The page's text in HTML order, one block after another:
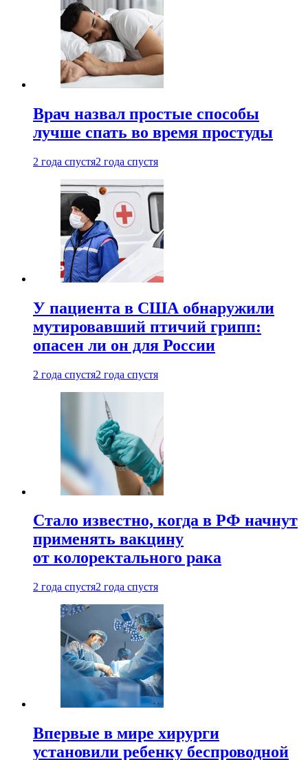
Врач назвал простые способы
лучше спать во время простуды
2 года спустя2 года спустя
У пациента в США обнаружили
мутировавший птичий грипп:
опасен ли он для России
2 года спустя2 года спустя
Стало известно, когда в РФ начнут
применять вакцину
от колоректального рака
2 года спустя2 года спустя
Впервые в мире хирурги
установили ребенку беспроводной